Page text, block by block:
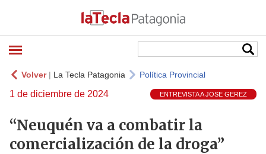
Volver| La Tecla Patagonia Política Provincial
1 de diciembre de 2024 ENTREVISTA A JOSE GEREZ
“Neuquén va a combatir la
comercialización de la droga”